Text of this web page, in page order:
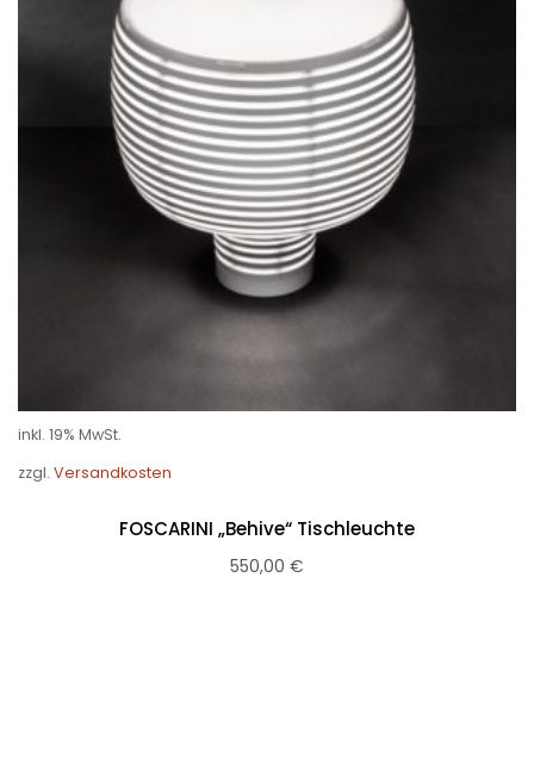
inkl. 19% MwSt.
zzgl. Versandkosten
FOSCARINI „Behive“ Tischleuchte
550,00 €